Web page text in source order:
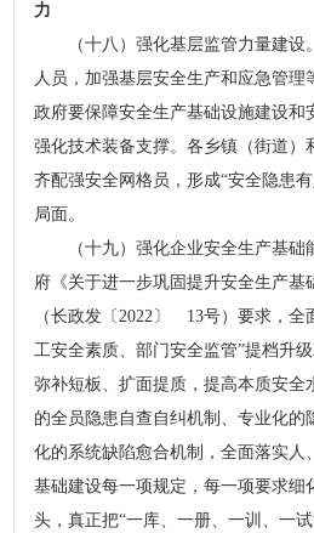
力
（十八）强化基层监管力量建
人员，加强基层安全生产和应急管理
政府要保障安全生产基础设施建设和
强化技术装备支撑。各乡镇（街道）
齐配强安全网格员，形成“安全隐患
局面。
（十九）强化企业安全生产基
府《关于进一步巩固提升安全生产基
（长政发〔2022〕 13号）要求，全
工安全素质、部门安全监管”提档升
弥补短板、扩面提质，提高本质安全
的全员隐患自查自纠机制、专业化的
化的系统缺陷愈合机制，全面落实人
基础建设每一项规定，每一项要求细
头，真正把“一库、一册、一训、一